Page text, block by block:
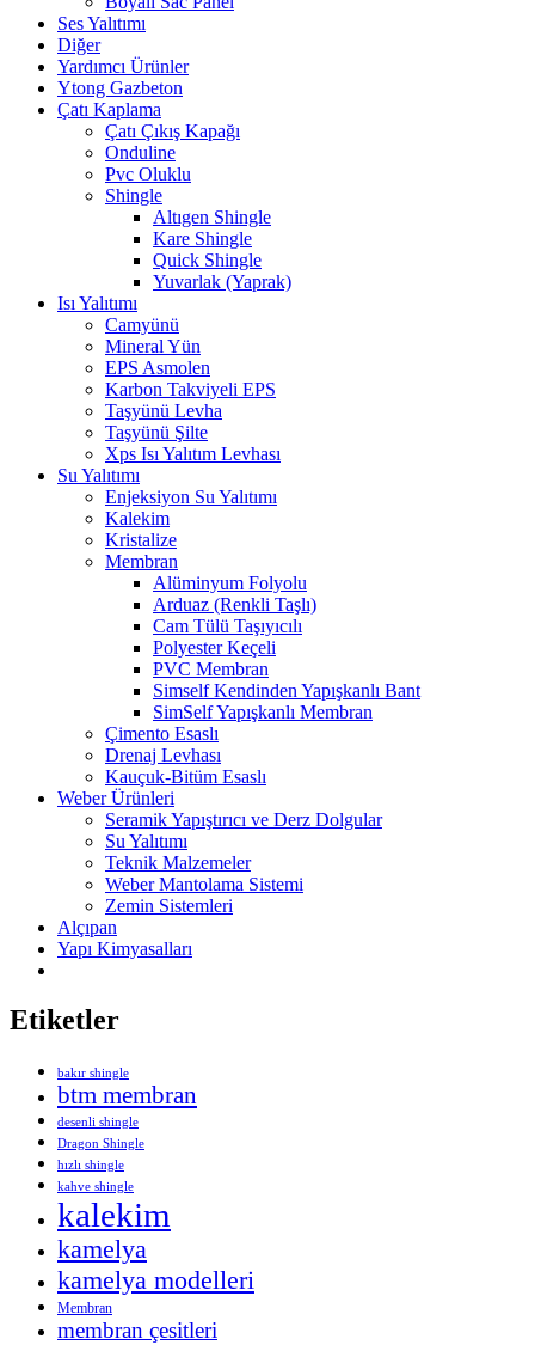
Ses Yalıtımı
Diğer
Yardımcı Ürünler
Ytong Gazbeton
Çatı Kaplama
Çatı Çıkış Kapağı
Onduline
Pvc Oluklu
Shingle
Altıgen Shingle
Kare Shingle
Quick Shingle
Yuvarlak (Yaprak)
Isı Yalıtımı
Camyünü
Mineral Yün
EPS Asmolen
Karbon Takviyeli EPS
Taşyünü Levha
Taşyünü Şilte
Xps Isı Yalıtım Levhası
Su Yalıtımı
Enjeksiyon Su Yalıtımı
Kalekim
Kristalize
Membran
Alüminyum Folyolu
Arduaz (Renkli Taşlı)
Cam Tülü Taşıyıcılı
Polyester Keçeli
PVC Membran
Simself Kendinden Yapışkanlı Bant
SimSelf Yapışkanlı Membran
Çimento Esaslı
Drenaj Levhası
Kauçuk-Bitüm Esaslı
Weber Ürünleri
Seramik Yapıştırıcı ve Derz Dolgular
Su Yalıtımı
Teknik Malzemeler
Weber Mantolama Sistemi
Zemin Sistemleri
Alçıpan
Yapı Kimyasalları
Etiketler
bakır shingle
btm membran
desenli shingle
Dragon Shingle
hızlı shingle
kahve shingle
kalekim
kamelya
kamelya modelleri
Membran
membran çesitleri